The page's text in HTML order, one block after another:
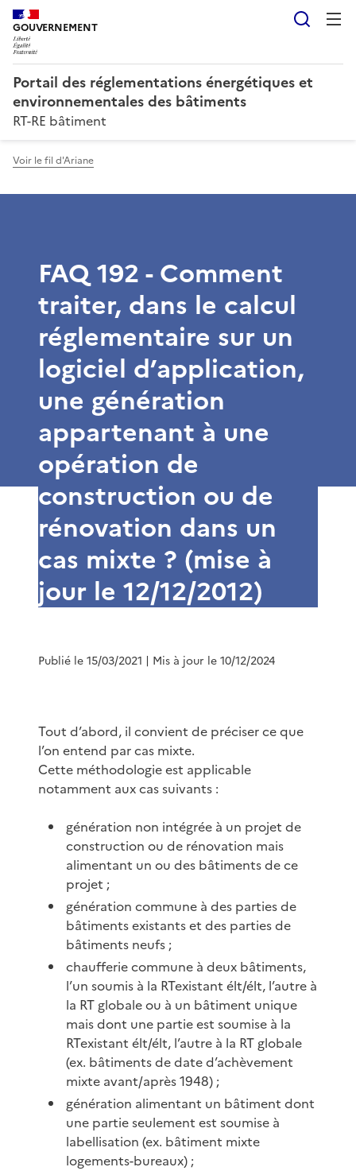
GOUVERNEMENT
Portail des réglementations énergétiques et
environnementales des bâtiments
RT-RE bâtiment
Voir le fil d'Ariane
FAQ 192 - Comment
traiter, dans le calcul
réglementaire sur un
logiciel d’application,
une génération
appartenant à une
opération de
construction ou de
rénovation dans un
cas mixte ? (mise à
jour le 12/12/2012)
Publié le 15/03/2021 | Mis à jour le 10/12/2024
Tout d’abord, il convient de préciser ce que
l’on entend par cas mixte.
Cette méthodologie est applicable
notamment aux cas suivants :
génération non intégrée à un projet de
construction ou de rénovation mais
alimentant un ou des bâtiments de ce
projet ;
génération commune à des parties de
bâtiments existants et des parties de
bâtiments neufs ;
chaufferie commune à deux bâtiments,
l’un soumis à la RTexistant élt/élt, l’autre à
la RT globale ou à un bâtiment unique
mais dont une partie est soumise à la
RTexistant élt/élt, l’autre à la RT globale
(ex. bâtiments de date d’achèvement
mixte avant/après 1948) ;
génération alimentant un bâtiment dont
une partie seulement est soumise à
labellisation (ex. bâtiment mixte
logements-bureaux) ;